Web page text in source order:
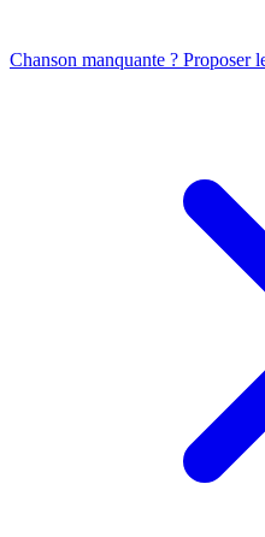
Chanson manquante ? Proposer